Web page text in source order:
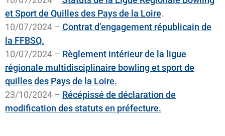
et Sport de Quilles des Pays de la Loire.
10/07/2024 – Contrat d’engagement républicain de
la FFBSQ.
10/07/2024 – Règlement intérieur de la ligue
régionale multidisciplinaire bowling et sport de
quilles des Pays de la Loire.
23/10/2024 – Récépissé de déclaration de
modification des statuts en préfecture.